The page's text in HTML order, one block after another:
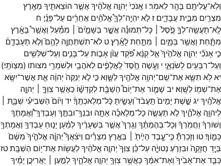
וְלֹֽא־עֲלִיתֶ֥ם בָּהָ֖רלֵאמֹֽר׃ ו אָֽנֹכִי֙ יְהוָ֣ה אֱלֹהֶ֔יךָאֲשֶׁ֧ר הוֹצֵאתִ֛יךָ מֵאֶ֥רֶץ
מִצְרַ֖יִם מִבֵּ֣֥יתעֲבָדִֽ֑ים׃ זלֹ֣א יִהְיֶ֥ה־לְךָ֛֩אֱלֹהִ֥֨ים אֲחֵרִ֖֜ים עַל־פָּנָֽ֗יַ׃ ח
לֹֽ֣א־תַעֲשֶׂ֥ה־לְךָ֥֣ פֶ֣֙סֶל֙ ׀ כָּל־תְּמוּנָ֔֡ה אֲשֶׁ֤֣ר בַּשָּׁמַ֣֙יִם֙ ׀ מִמַּ֔֡עַל וַאֲשֶׁ֥ר֩ בָּאָ֖֨רֶץ
מִתָּ֑֜חַת וַאֲשֶׁ֥ר בַּמַּ֖֣יִם ׀ מִתַּ֥֣חַתלָאָֽ֗רֶץ׃ט לֹא־תִשְׁתַּחֲוֶ֥֣ה לָהֶ֖ם֮ וְלֹ֣א תָעָבְדֵ֑ם֒
כִּ֣י אָנֹכִ֞י יְהוָ֤ה אֱלֹהֶ֙יךָ֙אֵ֣לקַנָּ֔אפֹּ֠קֵדעֲוֺ֨ן אָב֧וֹתעַל־בָּנִ֛ים וְעַל־שִׁלֵּשִׁ֥ים
וְעַל־רִבֵּעִ֖ים לְשֹׂנְאָֽ֑י׃ י וְעֹ֤֥שֶׂה חֶ֖֙סֶד֙לַֽאֲלָפִ֑֔ים לְאֹהֲבַ֖י וּלְשֹׁמְרֵ֥י מצותו (מִצְוֺתָֽי׃)
יאלֹ֥א תִשָּׂ֛אאֶת־שֵֽׁם־יְהוָ֥ה אֱלֹהֶ֖יךָלַשָּׁ֑וְאכִּ֣י לֹ֤א יְנַקֶּה֙ יְהוָ֔ה אֵ֛תאֲשֶׁר־יִשָּׂ֥א
אֶת־שְׁמ֖וֹ לַשָּֽׁוְא׃ יב שָׁמ֣֛וֹראֶת־י֥וֹם֩ הַשַׁבָּ֖֨תלְקַדְּשׁ֑֜וֹ כַּאֲשֶׁ֥ר צִוְּךָ֖֣ ׀
יְהוָ֥֣ה
אֱלֹהֶֽ֗יךָ יג שֵׁ֤֣שֶׁת יָמִ֣ים֙ תַּֽעֲבֹ֔ד֮ וְעָשִׂ֖֣יתָכָּֿל־מְלַאכְתֶּֽךָ֒׃ יד וְי֙וֹם֙ הַשְּׁבִיעִ֜֔י שַׁבָּ֖֣ת ׀
לַיהוָ֖֣ה אֱלֹהֶ֑֗יךָלֹ֣א תַעֲשֶׂ֣ה כָל־מְלָאכָ֡ה אַתָּ֣ה וּבִנְךָֽ־וּבִתֶּ֣ךָ וְעַבְדְּךָֽ־וַ֠אֲמָתֶךָ
וְשׁוֹרְךָ֨ וַחֲמֹֽרְךָ֜ וְכָל־בְּהֶמְתֶּ֗ךָ וְגֵֽרְךָ֙אֲשֶׁ֣ר בִּשְׁעָרֶ֔יךָלְמַ֗עַן יָנ֛וּחַ עַבְדְּךָ֥ וַאֲמָתְךָ֖
כָּמֽ֑וֹךָ׃טו וְזָכַרְתָּ֞֗כִּ֣י־עֶ֤֥בֶד הָיִ֣֙יתָ֙ ׀ בְּאֶ֣רֶץ מִצְרַ֔֗יִם וַיֹּצִ֨אֲךָ֜֩ יְהוָ֤֨ה אֱלֹהֶ֤֙יךָ֙ מִשָּׁ֔ם֙
בְּיָ֤֥ד חֲזָקָ֖ה֙ וּבִזְרֹ֣עַ נְטוּיָ֑֔ה עַל־כֵּ֗ן צִוְּךָ֙ יְהוָ֣ה אֱלֹהֶ֔יךָלַעֲשׂ֖וֹתאֶת־י֥וֹם הַשַׁבָּֽת׃טז
כַּבֵּ֤דאֶת־אָבִ֙יךָ֙ וְאֶת־אִמֶּ֔ךָכַּאֲשֶׁ֥ר צִוְּךָ֖ יְהוָ֣ה אֱלֹהֶ֑יךָלְמַ֣עַן ׀ יַאֲרִיכֻ֣ן יָמֶ֗יךָ